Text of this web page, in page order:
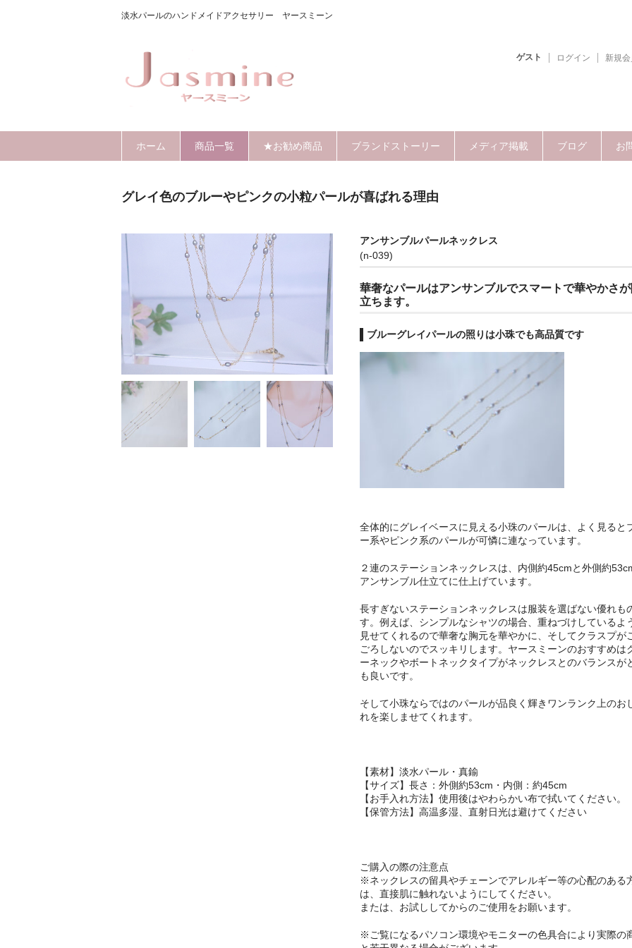
淡水パールのハンドメイドアクセサリー ヤースミーン
ゲスト ログイン 新規
ホーム 商品一覧 ★お勧め商品 ブランドストーリー メディア掲載 ブログ お
グレイ色のブルーやピンクの小粒パールが喜ばれる理由
アンサンブルパールネックレス
(n-039)
華奢なパールはアンサンブルでスマートで華やかさ
立ちます。
ブルーグレイパールの照りは小珠でも高品質です
全体的にグレイベースに見える小珠のパールは、よく見ると
ー系やピンク系のパールが可憐に連なっています。
２連のステーションネックレスは、内側約45cmと外側約
アンサンブル仕立てに仕上げています。
長すぎないステーションネックレスは服装を選ばない優れも
す。例えば、シンプルなシャツの場合、重ねづけしているよ
見せてくれるので華奢な胸元を華やかに、そしてクラスプが
ごろしないのでスッキリします。ヤースミーンのおすすめは
ーネックやボートネックタイプがネックレスとのバランスが
も良いです。
そして小珠ならではのパールが品良く輝きワンランク上のお
れを楽しませてくれます。
【素材】淡水パール・真鍮
【サイズ】長さ：外側約53cm・内側：約45cm
【お手入れ方法】使用後はやわらかい布で拭いてください。
【保管方法】高温多湿、直射日光は避けてください
ご購入の際の注意点
※ネックレスの留具やチェーンでアレルギー等の心配のある
は、直接肌に触れないようにしてください。
または、お試ししてからのご使用をお願います。
※ご覧になるパソコン環境やモニターの色具合により実際の